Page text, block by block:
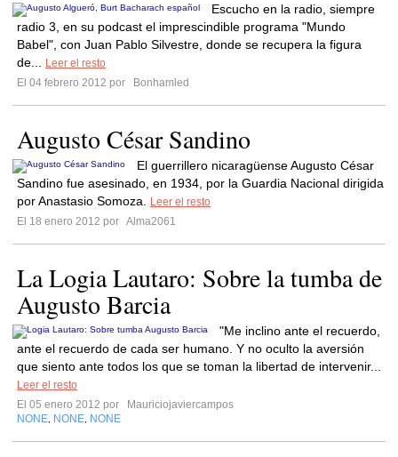
Escucho en la radio, siempre
radio 3, en su podcast el imprescindible programa "Mundo
Babel", con Juan Pablo Silvestre, donde se recupera la figura
de...
Leer el resto
El 04 febrero 2012 por
Bonhamled
Augusto César Sandino
El guerrillero nicaragüense Augusto César
Sandino fue asesinado, en 1934, por la Guardia Nacional dirigida
por Anastasio Somoza.
Leer el resto
El 18 enero 2012 por Alma2061
La Logia Lautaro: Sobre la tumba de
Augusto Barcia
"Me inclino ante el recuerdo,
ante el recuerdo de cada ser humano. Y no oculto la aversión
que siento ante todos los que se toman la libertad de intervenir...
Leer el resto
El 05 enero 2012 por
Mauriciojaviercampos
NONE NONE NONE